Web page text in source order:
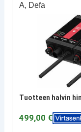
A, Defa
Tuotteen halvin
499,00 €